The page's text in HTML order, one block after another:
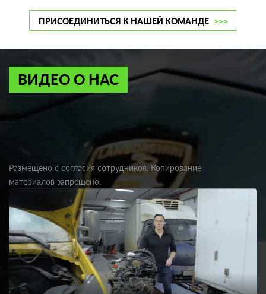
ПРИСОЕДИНИТЬСЯ К НАШЕЙ КОМАНДЕ >>>
ВИДЕО О НАС
Размещено с согласия сотрудников. Копирование
материалов запрещено.